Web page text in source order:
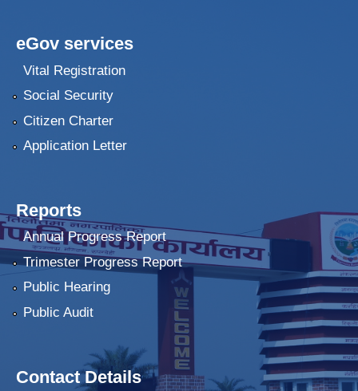
eGov services
Vital Registration
Social Security
Citizen Charter
Application Letter
Reports
Annual Progress Report
Trimester Progress Report
Public Hearing
Public Audit
Contact Details